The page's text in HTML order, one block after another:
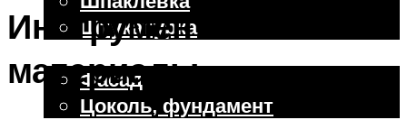
Штукатурка
Внешняя отделка
Фасад
Цоколь, фундамент
Инструменты и
материалы